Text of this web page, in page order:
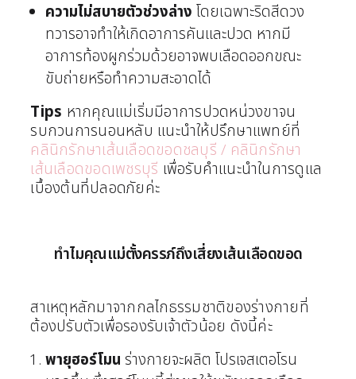
ความไม่สบายตัวช่วงล่าง โดยเฉพาะริดสีดวง
ทวารอาจทำให้เกิดอาการคันและปวด หากมี
อาการท้องผูกร่วมด้วยอาจพบเลือดออกขณะ
ขับถ่ายหรือทำความสะอาดได้
Tips หากคุณแม่เริ่มมีอาการปวดหน่วงขาจน
รบกวนการนอนหลับ แนะนำให้ปรึกษาแพทย์ที่
คลินิกรักษาเส้นเลือดขอดชลบุรี / คลินิกรักษา
เส้นเลือดขอดเพชรบุรี เพื่อรับคำแนะนำในการดูแล
เบื้องต้นที่ปลอดภัยค่ะ
ทำไมคุณแม่ตั้งครรภ์ถึงเสี่ยงเส้นเลือดขอด
สาเหตุหลักมาจากกลไกธรรมชาติของร่างกายที่
ต้องปรับตัวเพื่อรองรับเจ้าตัวน้อย ดังนี้ค่ะ
พายุฮอร์โมน ร่างกายจะผลิต โปรเจสเตอโรน